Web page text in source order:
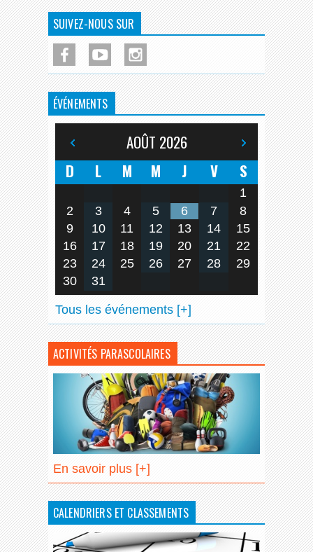
SUIVEZ-NOUS SUR
ÉVÉNEMENTS
AOÛT 2026
D
L M M J V S
1
2
3 4 5 6 7
8
9
10 11 12 13 14
15
16
17 18 19 20 21
22
23
24 25 26 27 28
29
30
31
Tous les événements [+]
ACTIVITÉS PARASCOLAIRES
En savoir plus [+]
CALENDRIERS ET CLASSEMENTS